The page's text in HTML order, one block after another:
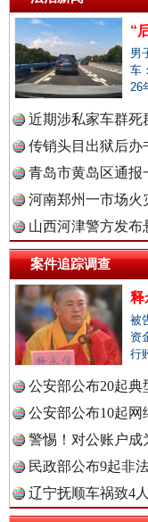
中
中
中
中
雄关
衣
“
男
车
26
近期涉私家车群死
传销头目出狱后办
青岛市黄岛区通报
河南郑州一市场火
山西河津警方发布
案件追踪调查
释
被
资
行
公安部公布20起典
公安部公布10起网
警惕！对公账户成
民政部公布9起非
辽宁抚顺车祸致4